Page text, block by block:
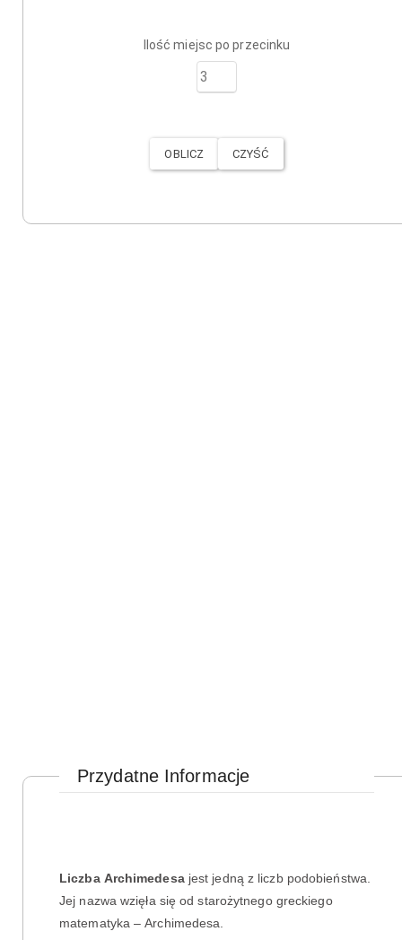
Ilość miejsc po przecinku
Przydatne Informacje
Liczba Archimedesajest jedną z liczb podobieństwa.
Jej nazwa wzięła się od starożytnego greckiego
matematyka – Archimedesa.